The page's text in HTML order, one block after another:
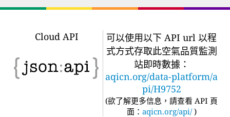
Cloud API
可以使用以下 API url 以程
式方式存取此空氣品質監測
站即時數據：
aqicn.org/data-platform/a
pi/H9752
(欲了解更多信息，請查看 API 頁
面： aqicn.org/api/ )